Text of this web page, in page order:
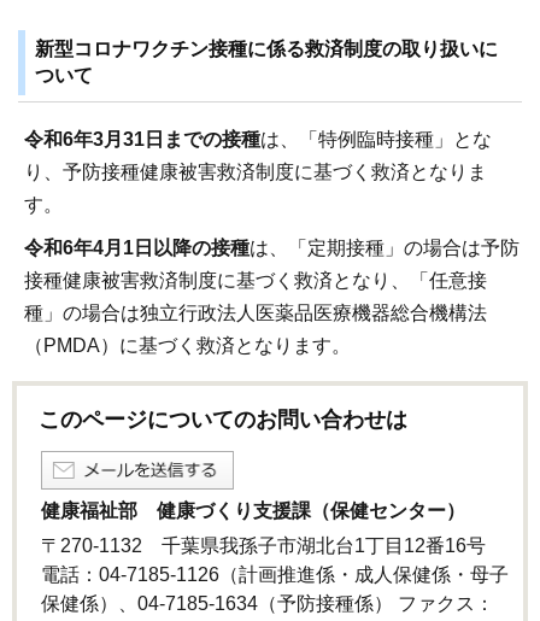
新型コロナワクチン接種に係る救済制度の取り扱いに
ついて
令和6年3月31日までの接種は、「特例臨時接種」とな
り、予防接種健康被害救済制度に基づく救済となりま
す。
令和6年4月1日以降の接種は、「定期接種」の場合は予防
接種健康被害救済制度に基づく救済となり、「任意接
種」の場合は独立行政法人医薬品医療機器総合機構法
（PMDA）に基づく救済となります。
このページについてのお問い合わせは
健康福祉部 健康づくり支援課（保健センター）
〒270-1132 千葉県我孫子市湖北台1丁目12番16号
電話：04-7185-1126（計画推進係・成人保健係・母子
保健係）、04-7185-1634（予防接種係） ファクス：